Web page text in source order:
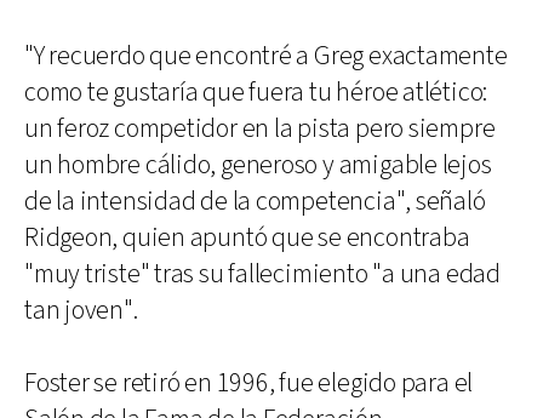
"Y recuerdo que encontré a Greg exactamente
como te gustaría que fuera tu héroe atlético:
un feroz competidor en la pista pero siempre
un hombre cálido, generoso y amigable lejos
de la intensidad de la competencia", señaló
Ridgeon, quien apuntó que se encontraba
"muy triste" tras su fallecimiento "a una edad
tan joven".
Foster se retiró en 1996, fue elegido para el